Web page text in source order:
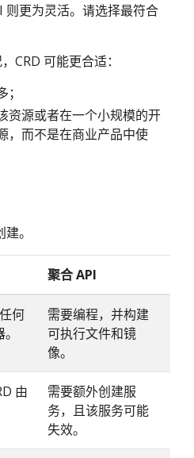
则更为灵活。请选择最符合
CRD 可能更合适：
资源或者在一个小规模的开
，而不是在商业产品中使
。
聚合 API
何
需要编程，并构建
可执行文件和镜
像。
由
需要额外创建服
务，且该服务可能
失效。